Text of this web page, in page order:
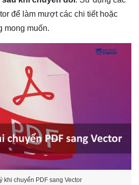
để làm mượt các chi tiết hoặc
mong muốn.
khi chuyển PDF sang Vector